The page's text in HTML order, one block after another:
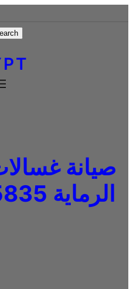
صيانة
الرماية 01093055835